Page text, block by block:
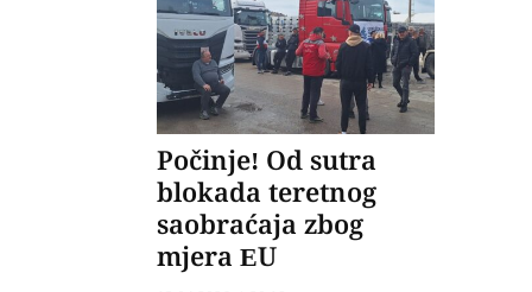
Počinje! Od sutra
blokada teretnog
saobraćaja zbog
mjera EU